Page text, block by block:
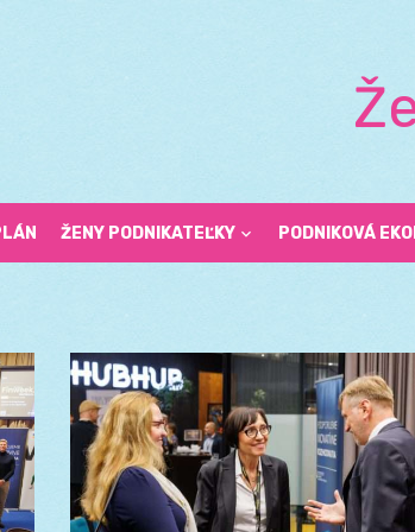
ŽENY PODNIKATEĽKY PODNIKOVÁ